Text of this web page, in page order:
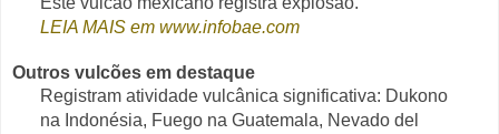
LEIA MAIS em www.infobae.com
Outros vulcões em destaque
Registram atividade vulcânica significativa: Dukono
na Indonésia, Fuego na Guatemala, Nevado del